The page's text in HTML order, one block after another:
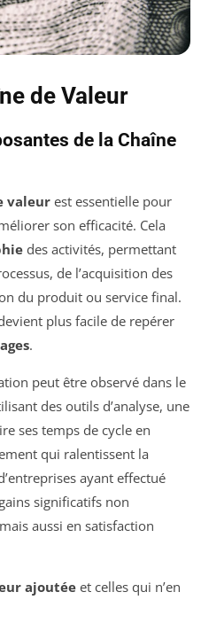
de Valeur
de la Chaîne
valeurest essentielle pour
son efficacité. Cela
des activités, permettant
de l’acquisition des
du produit ou service final.
plus facile de repérer
.
peut être observé dans le
des outils d’analyse, une
ses temps de cycle en
qui ralentissent la
ayant effectué
significatifs non
aussi en satisfaction
ajoutéeet celles qui n’en